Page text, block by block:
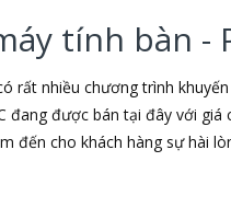
tính bàn
rất nhiều chương trình
đang được bán tại đây với
đến cho khách hàng sự hài